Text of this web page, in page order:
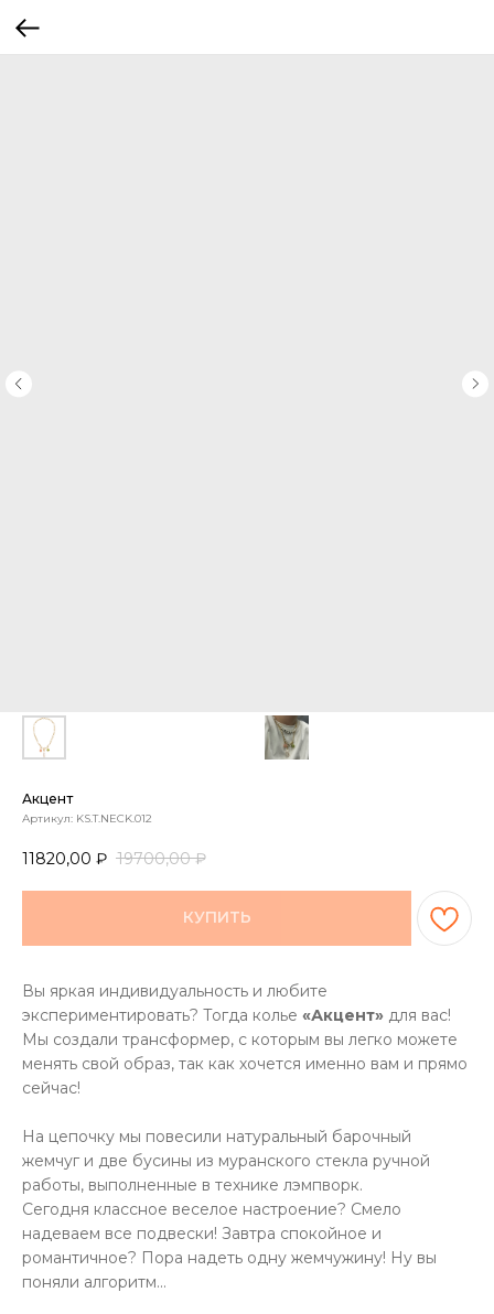
Акцент
Артикул: KS.T.NECK.012
11820,00 ₽ 19700,00 ₽
КУПИТЬ
Вы яркая индивидуальность и любите
экспериментировать? Тогда колье «Акцент» для вас!
Мы создали трансформер, с которым вы легко можете
менять свой образ, так как хочется именно вам и прямо
сейчас!
На цепочку мы повесили натуральный барочный
жемчуг и две бусины из муранского стекла ручной
работы, выполненные в технике лэмпворк.
Сегодня классное веселое настроение? Смело
надеваем все подвески! Завтра спокойное и
романтичное? Пора надеть одну жемчужину! Ну вы
поняли алгоритм...